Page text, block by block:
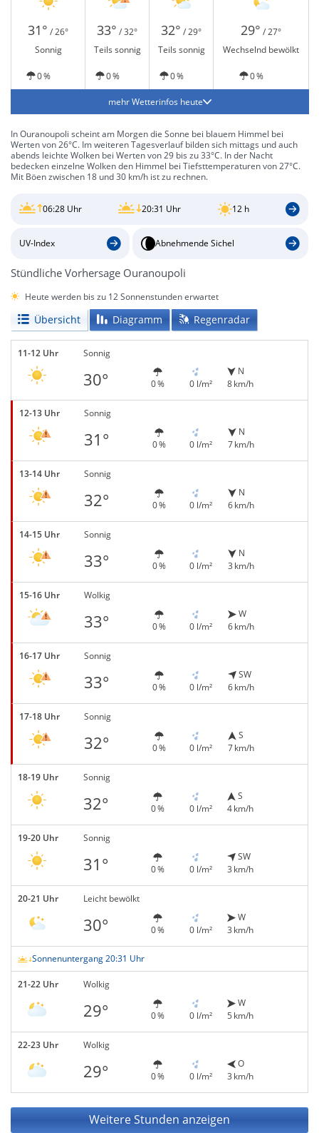
31° / 26° 33° / 32° 32° / 29° 29° / 27°
Sonnig
Teils sonnig Teils sonnig Wechselnd bewölkt
0 % 0 % 0 % 0 %
mehr Wetterinfos heute
In Ouranoupoli scheint am Morgen die Sonne bei blauem Himmel bei
Werten von 26°C. Im weiteren Tagesverlauf bilden sich mittags und auch
abends leichte Wolken bei Werten von 29 bis zu 33°C. In der Nacht
bedecken einzelne Wolken den Himmel bei Tiefsttemperaturen von 27°C.
Mit Böen zwischen 18 und 30 km/h ist zu rechnen.
06:28 Uhr 20:31 Uhr 12 h
UV-Index Abnehmende Sichel
Stündliche Vorhersage Ouranoupoli
Heute werden bis zu 12 Sonnenstunden erwartet
Übersicht Diagramm Regenradar
11-12 Uhr Sonnig
30° 0 % 0 l/m²
N
8 km/h
12-13 Uhr Sonnig
31° 0 % 0 l/m²
N
7 km/h
13-14 Uhr Sonnig
32° 0 % 0 l/m²
N
6 km/h
14-15 Uhr Sonnig
33° 0 % 0 l/m²
N
3 km/h
15-16 Uhr Wolkig
33° 0 % 0 l/m²
W
6 km/h
16-17 Uhr Sonnig
33° 0 % 0 l/m²
SW
6 km/h
17-18 Uhr Sonnig
32° 0 % 0 l/m²
S
7 km/h
18-19 Uhr Sonnig
32° 0 % 0 l/m²
S
4 km/h
19-20 Uhr Sonnig
31° 0 % 0 l/m²
SW
3 km/h
20-21 Uhr Leicht bewölkt
30° 0 % 0 l/m²
W
3 km/h
Sonnenuntergang 20:31 Uhr
21-22 Uhr Wolkig
29° 0 % 0 l/m²
W
5 km/h
22-23 Uhr Wolkig
29° 0 % 0 l/m²
O
3 km/h
Weitere Stunden anzeigen